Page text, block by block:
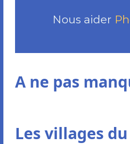
Nous aider
A ne pas
Les villages